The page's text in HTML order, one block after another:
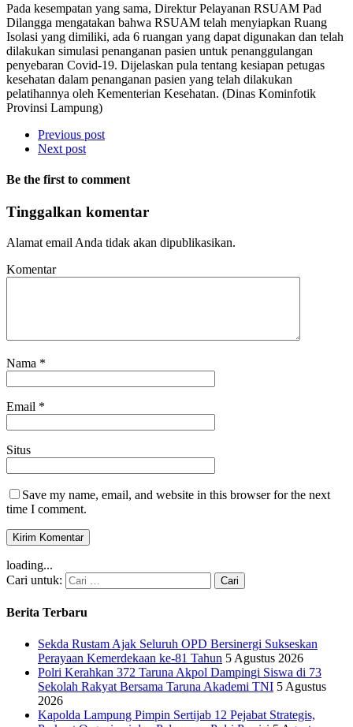
Pada kesempatan yang sama, Direktur Pelayanan RSUAM Pad
Dilangga mengatakan bahwa RSUAM telah menyiapkan Ruang
Isolasi yang dimiliki, ada 6 ruangan yang dapat digunakan dan telah
dilakukan simulasi penanganan pasien untuk penanggulangan
penyebaran Covid-19. Dijelaskan pula tentang kesiapan petugas
kesehatan dalam penanganan pasien yang telah dilakukan
pelatihannya oleh Kementerian Kesehatan. (Dinas Kominfotik
Provinsi Lampung)
Previous post
Next post
Be the first to comment
Tinggalkan komentar
Alamat email Anda tidak akan dipublikasikan.
Komentar
Nama *
Email *
Situs
Save my name, email, and website in this browser for the next
time I comment.
loading...
Cari untuk:
Berita Terbaru
Sekda Rustam Ajak Seluruh OPD Bersinergi Sukseskan
Perayaan Kemerdekaan ke-81 Tahun 5 Agustus 2026
Polri Kerahkan 372 Taruna Akpol Dampingi Siswa di 73
Sekolah Rakyat Bersama Taruna Akademi TNI 5 Agustus
2026
Kapolda Lampung Pimpin Sertijab 12 Pejabat Strategis,